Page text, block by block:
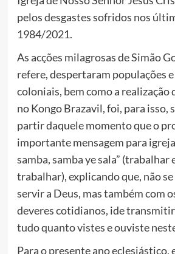
pelos desgastes sofridos nos
1984/2021.
As acções milagrosas de Simão
refere, despertaram populações
coloniais, bem como a realização
no Kongo Brazavil, foi, para isso,
partir daquele momento que o
importante mensagem para igreja
samba, samba ye sala” (trabalhar
trabalhar), explicando que, não
servir a Deus, mas também com
deveres cotidianos, ide
tudo quanto vistes e ouviste
Para o presente ano eclesiástico,